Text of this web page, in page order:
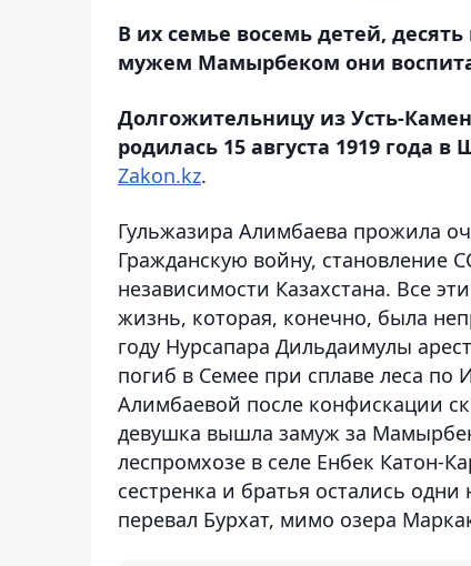
В их семье восемь детей,
мужем Мамырбеком они
Долгожительницу из Усть-
родилась 15 августа 1919 года
Zakon.kz.
Гульжазира Алимбаева прожила
Гражданскую войну, становление
независимости Казахстана. Все
жизнь, которая, конечно, была
году Нурсапара Дильдаимулы
погиб в Семее при сплаве леса
Алимбаевой после конфискации
девушка вышла замуж за
леспромхозе в селе Енбек Катон-
сестренка и братья остались
перевал Бурхат, мимо озера